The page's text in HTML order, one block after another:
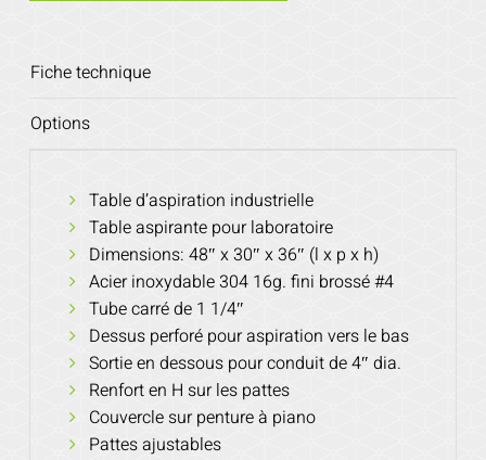
Fiche technique
Options
Table d’aspiration industrielle
Table aspirante pour laboratoire
Dimensions: 48″ x 30″ x 36″ (l x p x h)
Acier inoxydable 304 16g. fini brossé #4
Tube carré de 1 1/4″
Dessus perforé pour aspiration vers le bas
Sortie en dessous pour conduit de 4″ dia.
Renfort en H sur les pattes
Couvercle sur penture à piano
Pattes ajustables